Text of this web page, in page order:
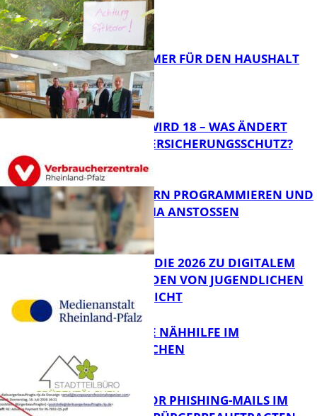
FB News
Panorama
Panorama
40 JAHRE IMMER FÜR DEN HAUSHALT
DA
FB News
MEIN KIND WIRD 18 – WAS ÄNDERT
SICH BEIM VERSICHERUNGSSCHUTZ?
Bildung
MIT ROBOTERN PROGRAMMIEREN UND
IM CAFÉ LUMA ANSTOSSEN
JIMPLUS-STUDIE 2026 ZU DIGITALEM
WOHLBEFINDEN VON JUGENDLICHEN
VERÖFFENTLICHT
KOSTENLOSE NÄHHILFE IM
GRÜBENTÄLCHEN
VORSICHT VOR PHISHING-MAILS IM